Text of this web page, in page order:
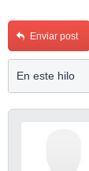
Enviar post